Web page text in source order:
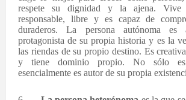
respete su dignidad y la ajena. Vive
responsable, libre y es capaz de
duraderos. La persona autónoma es
protagonista de su propia historia y es la
las riendas de su propio destino. Es
y tiene dominio propio. No sólo
esencialmente es autor de su propia